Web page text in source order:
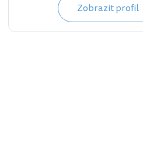
Zobrazit profil